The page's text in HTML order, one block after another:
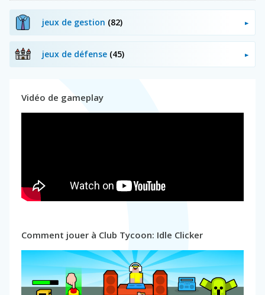
jeux de gestion (82)
jeux de défense (45)
Vidéo de gameplay
Comment jouer à Club Tycoon: Idle Clicker